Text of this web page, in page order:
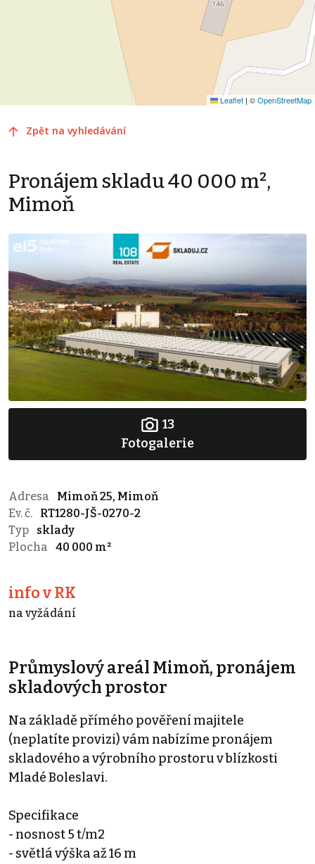
Leaflet | ©OpenStreetMap
Zpět na vyhledávání
Pronájem skladu 40 000 m²,
Mimoň
13
Fotogalerie
Adresa
Mimoň 25, Mimoň
Ev. č.
RT1280-JŠ-0270-2
Typ
sklady
Plocha
40 000 m²
info v RK
na vyžádání
Průmyslový areál Mimoň, pronájem
skladových prostor
Na základě přímého pověření majitele
(neplatíte provizi) vám nabízíme pronájem
skladového a výrobního prostoru v blízkosti
Mladé Boleslavi.
Specifikace
- nosnost 5 t/m2
- světlá výška až 16 m